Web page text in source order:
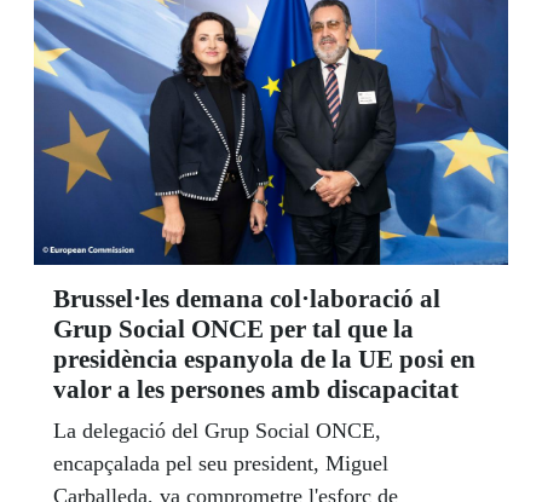
Brussel·les demana col·laboració al
Grup Social ONCE per tal que la
presidència espanyola de la UE posi en
valor a les persones amb discapacitat
La delegació del Grup Social ONCE,
encapçalada pel seu president, Miguel
Carballeda, va comprometre l'esforç de